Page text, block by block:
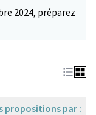
2024, préparez
propositions par :